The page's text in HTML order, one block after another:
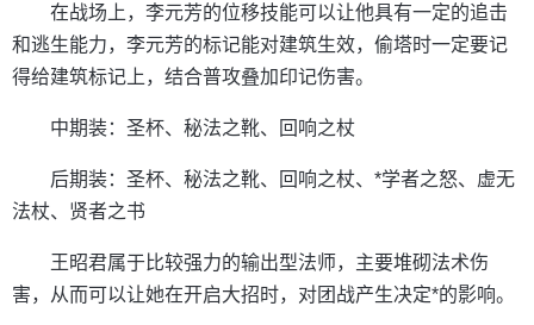
在战场上，李元芳的位移技能可以让他具有一定的追击
和逃生能力，李元芳的标记能对建筑生效，偷塔时一定要记
得给建筑标记上，结合普攻叠加印记伤害。
中期装：圣杯、秘法之靴、回响之杖
后期装：圣杯、秘法之靴、回响之杖、*学者之怒、虚无
法杖、贤者之书
王昭君属于比较强力的输出型法师，主要堆砌法术伤
害，从而可以让她在开启大招时，对团战产生决定*的影响。